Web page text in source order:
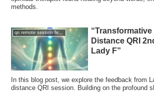
methods.
qri remote session feedback
Distance QRI
Lady F”
In this blog post, we explore the feedback from
distance QRI session. Building on the profound